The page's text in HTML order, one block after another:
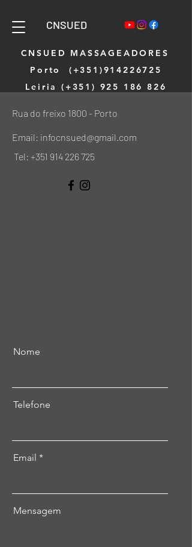
CNSUED
CNSUED MASSAGEADORES
Porto (+351)914226725
Leiria (+351) 925 186 826
Rua do freixo 1800 - Porto
Email: infocnsued@gmail.com
Tel: +351 914 226 725
Nome
Telefone
Email
Mensagem